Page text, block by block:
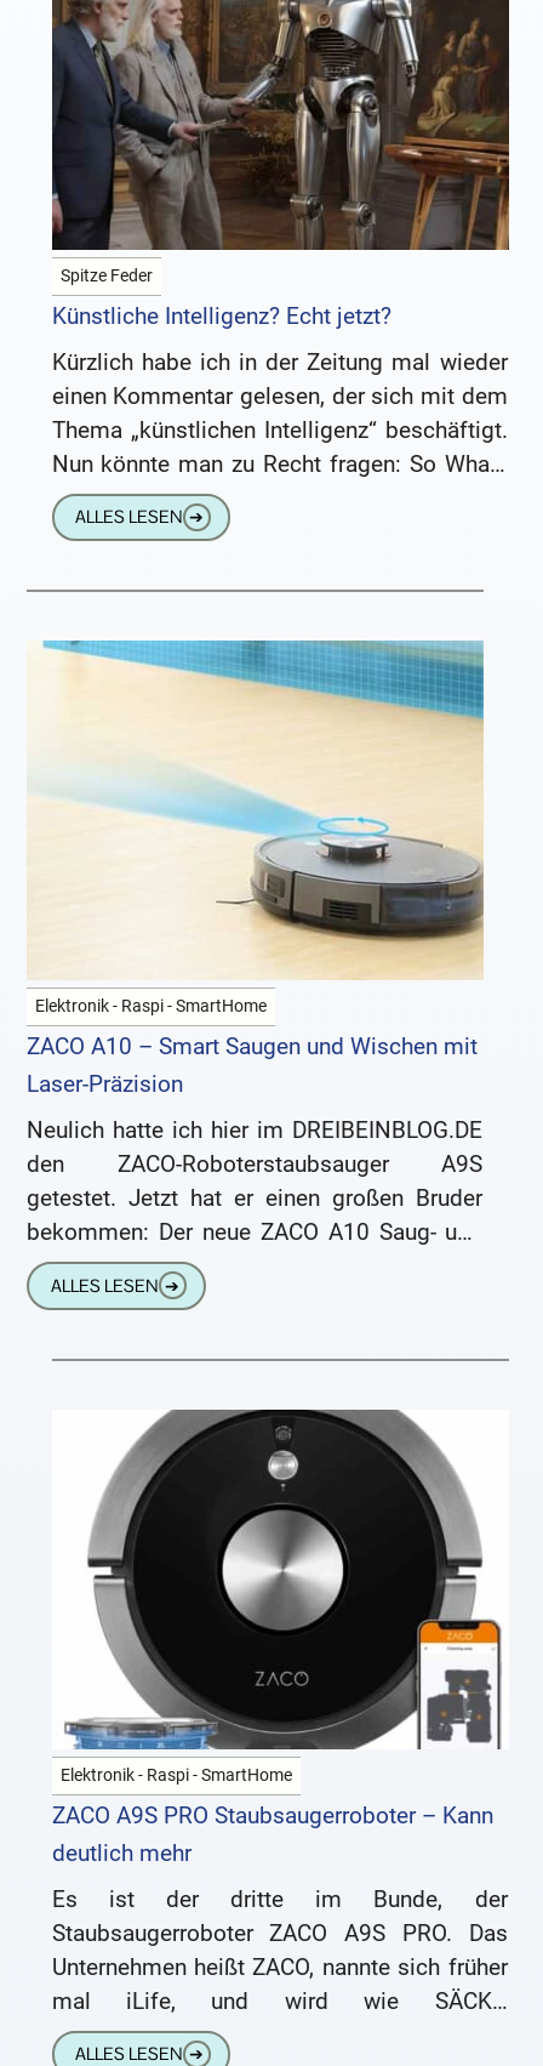
Spitze Feder
Künstliche Intelligenz? Echt jetzt?
Kürzlich habe ich in der Zeitung mal wieder
einen Kommentar gelesen, der sich mit dem
Thema „künstlichen Intelligenz“ beschäftigt.
Nun könnte man zu Recht fragen: So What?
Schließlich ist KI
ALLES LESEN ➔
Elektronik - Raspi - SmartHome
ZACO A10 – Smart Saugen und Wischen mit
Laser-Präzision
Neulich hatte ich hier im DREIBEINBLOG.DE
den ZACO-Roboterstaubsauger A9S
getestet. Jetzt hat er einen großen Bruder
bekommen: Der neue ZACO A10 Saug- und
Wischroboter verfügt über eine integrierte
360° Laser-Navigation
ALLES LESEN ➔
Elektronik - Raspi - SmartHome
ZACO A9S PRO Staubsaugerroboter – Kann
deutlich mehr
Es ist der dritte im Bunde, der
Staubsaugerroboter ZACO A9S PRO. Das
Unternehmen heißt ZACO, nannte sich früher
mal iLife, und wird wie SÄCKO
ausgesprochen, obwohl ich ja die
ALLES LESEN ➔